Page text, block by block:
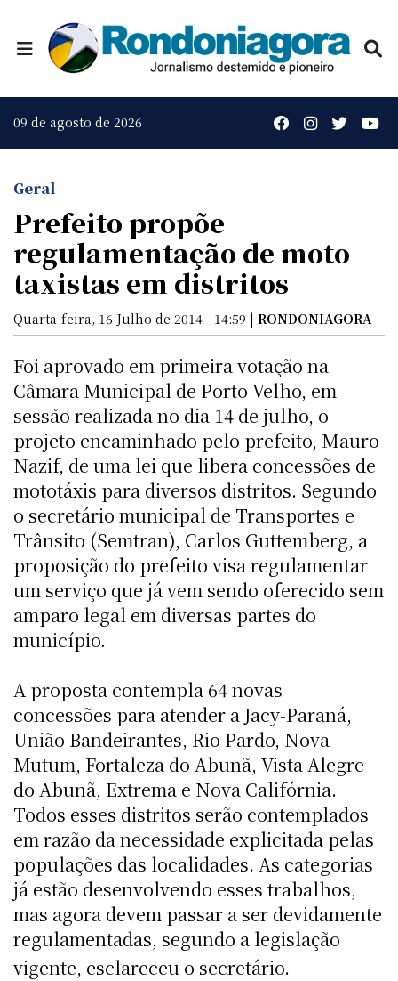
09 de agosto de 2026
Geral
Prefeito propõe
regulamentação de moto
taxistas em distritos
Quarta-feira, 16 Julho de 2014 - 14:59 | RONDONIAGORA
Foi aprovado em primeira votação na
Câmara Municipal de Porto Velho, em
sessão realizada no dia 14 de julho, o
projeto encaminhado pelo prefeito, Mauro
Nazif, de uma lei que libera concessões de
mototáxis para diversos distritos. Segundo
o secretário municipal de Transportes e
Trânsito (Semtran), Carlos Guttemberg, a
proposição do prefeito visa regulamentar
um serviço que já vem sendo oferecido sem
amparo legal em diversas partes do
município.
A proposta contempla 64 novas
concessões para atender a Jacy-Paraná,
União Bandeirantes, Rio Pardo, Nova
Mutum, Fortaleza do Abunã, Vista Alegre
do Abunã, Extrema e Nova Califórnia.
Todos esses distritos serão contemplados
em razão da necessidade explicitada pelas
populações das localidades. As categorias
já estão desenvolvendo esses trabalhos,
mas agora devem passar a ser devidamente
regulamentadas, segundo a legislação
vigente, esclareceu o secretário.